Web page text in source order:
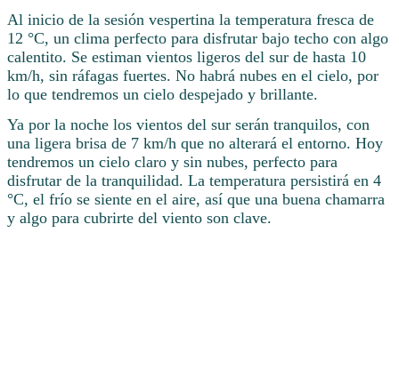
Al inicio de la sesión vespertina la temperatura fresca de
12 °C, un clima perfecto para disfrutar bajo techo con algo
calentito. Se estiman vientos ligeros del sur de hasta 10
km/h, sin ráfagas fuertes. No habrá nubes en el cielo, por
lo que tendremos un cielo despejado y brillante.
Ya por la noche los vientos del sur serán tranquilos, con
una ligera brisa de 7 km/h que no alterará el entorno. Hoy
tendremos un cielo claro y sin nubes, perfecto para
disfrutar de la tranquilidad. La temperatura persistirá en 4
°C, el frío se siente en el aire, así que una buena chamarra
y algo para cubrirte del viento son clave.